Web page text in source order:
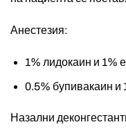
Анестезия:
1% лидокаин и 1%
0.5% бупивакаин
Назални